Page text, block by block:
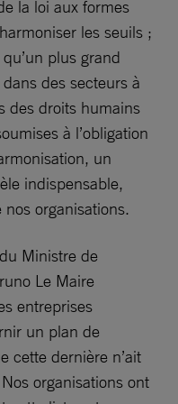
la loi aux formes
les seuils ;
plus grand
des secteurs à
des droits humains
à l’obligation
un
indispensable,
organisations.
Ministre de
Le Maire
entreprises
un plan de
cette dernière n’ait
organisations ont